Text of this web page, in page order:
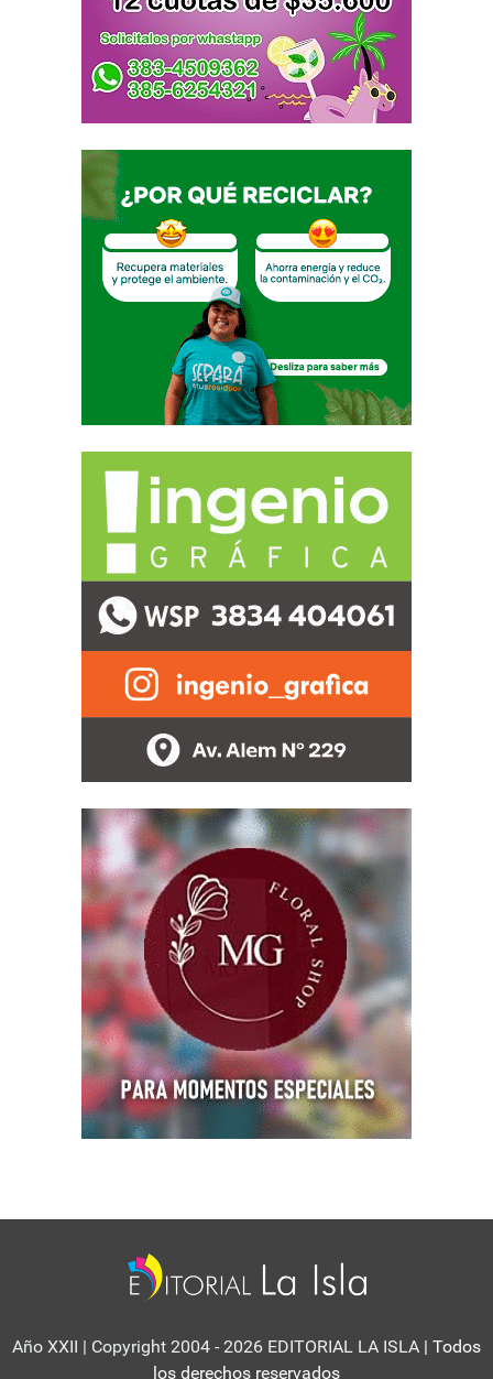
Año XXII | Copyright 2004 - 2026 EDITORIAL LA ISLA | Todos
los derechos reservados